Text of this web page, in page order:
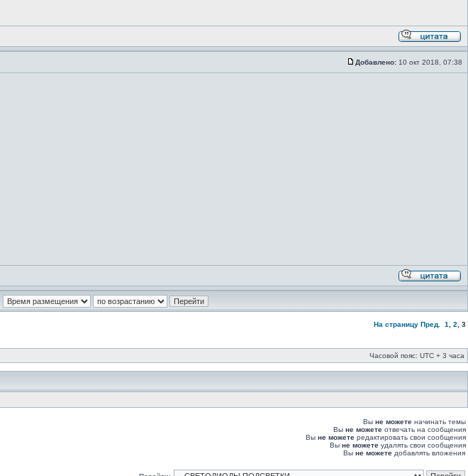
Добавлено: 10 окт 2018, 07:38
На страницу Пред. 1 2 3
Часовой пояс: UTC + 3 часа
Вы не можете начинать темы
Вы не можете отвечать на сообщения
Вы не можете редактировать свои сообщения
Вы не можете удалять свои сообщения
Вы не можете добавлять вложения